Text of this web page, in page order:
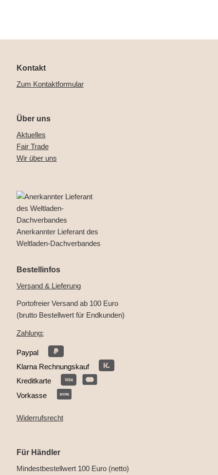
Kontakt
Zum Kontaktformular
Über uns
Aktuelles
Fair Trade
Wir über uns
Anerkannter Lieferant des
Weltladen-Dachverbandes
Bestellinfos
Versand & Lieferung
Portofreier Versand ab 100 Euro
(brutto Bestellwert für Endkunden)
Zahlung:
Paypal
Klarna Rechnungskauf
Kreditkarte
Vorkasse
Widerrufsrecht
Für Händler
Mindestbestellwert 100 Euro (netto)